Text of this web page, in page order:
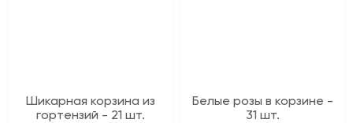
Шикарная корзина из
гортензий - 21 шт.
Белые розы в корзине -
31 шт.